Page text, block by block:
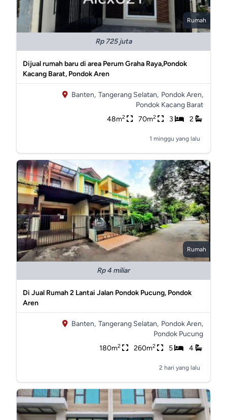
Rumah
Rp 725 juta
Dijual rumah baru di area Perum Graha Raya,Pondok
Kacang Barat, Pondok Aren
Banten, Tangerang Selatan, Pondok Aren,
Pondok Kacang Barat
48m2 70m2 3 2
1 minggu yang lalu
Rumah
Rp 4 miliar
Di Jual Rumah 2 Lantai Jalan Pondok Pucung, Pondok
Aren
Banten, Tangerang Selatan, Pondok Aren,
Pondok Pucung
180m2 260m2 5 4
2 hari yang lalu